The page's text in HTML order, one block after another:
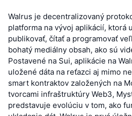
Walrus je decentralizovaný
platforma na vývoj aplikácií, ktorá
publikovať, čítať a programovať
bohatý mediálny obsah, ako sú
Postavené na Sui, aplikácie na
uložené dáta na reťazci aj mimo
smart kontraktov založených na
tvorcami infraštruktúry Web3,
predstavuje evolúciu v tom, ako